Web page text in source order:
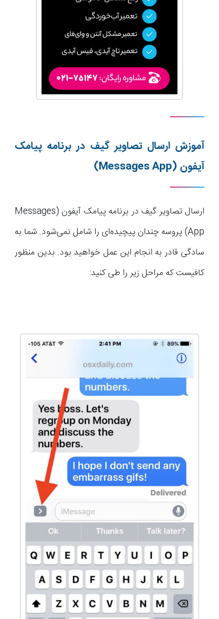
آموزشارسال تصاویر گیف در برنامه پیامک
آیفون (Messages App)
ارسال تصاویر گیف در برنامه پیامک آیفون (Messages
App) پروسه چندان پیچیده‌ای را شامل نمی‌شود. شما به
سادگی قادر به انجام این عمل خواهید بود. بدین منظور
کافیست که مراحل زیر را طی کنید: